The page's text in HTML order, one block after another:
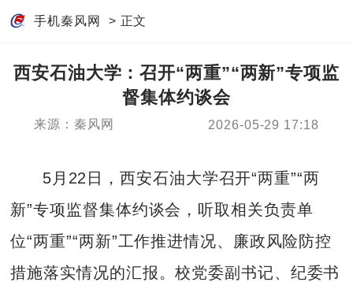
手机秦风网 > 正文
西安石油大学：召开“两重”“两新”专项监
督集体约谈会
来源：秦风网 2026-05-29 17:18
5月22日，西安石油大学召开“两重”“两
新”专项监督集体约谈会，听取相关负责单
位“两重”“两新”工作推进情况、廉政风险防控
措施落实情况的汇报。校党委副书记、纪委书